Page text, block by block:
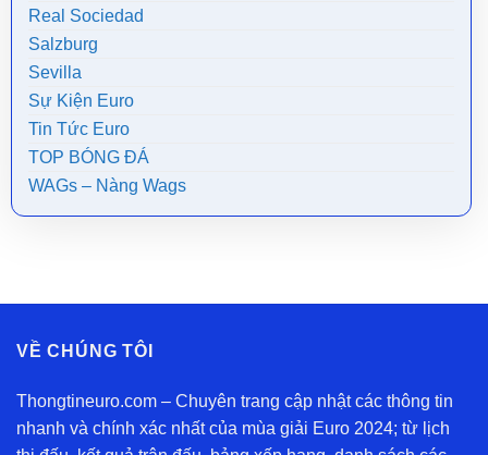
Real Sociedad
Salzburg
Sevilla
Sự Kiện Euro
Tin Tức Euro
TOP BÓNG ĐÁ
WAGs – Nàng Wags
VỀ CHÚNG TÔI
Thongtineuro.com – Chuyên trang cập nhật các thông tin
nhanh và chính xác nhất của mùa giải Euro 2024; từ lịch